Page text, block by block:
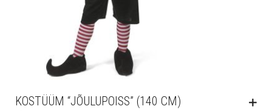
KOSTÜÜM “JÕULUPOISS” (140 CM)